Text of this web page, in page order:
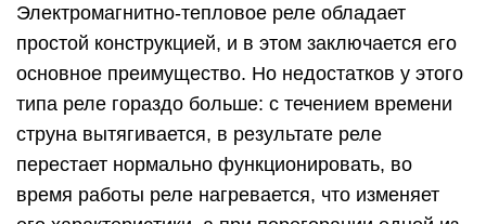
Электромагнитно-тепловое реле обладает
простой конструкцией, и в этом заключается его
основное преимущество. Но недостатков у этого
типа реле гораздо больше: с течением времени
струна вытягивается, в результате реле
перестает нормально функционировать, во
время работы реле нагревается, что изменяет